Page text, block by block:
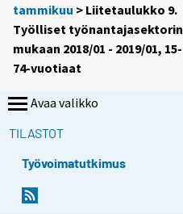
tammikuu > Liitetaulukko 9.
Työlliset työnantajasektorin
mukaan 2018/01 - 2019/01, 15-
74-vuotiaat
Avaa valikko
TILASTOT
Työvoimatutkimus